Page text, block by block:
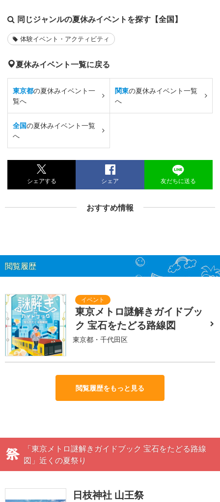
同じジャンルの夏休みイベントを探す【全国】
体験イベント・アクティビティ
夏休みイベント一覧に戻る
東京都の夏休みイベント一
覧へ
関東の夏休みイベント一覧
へ
全国の夏休みイベント一覧
へ
シェアする シェア 友だちに送る
おすすめ情報
閲覧履歴
東京メトロ謎解きガイドブッ
ク 宝石をたどる路線図
東京都・千代田区
閲覧履歴をもっと見る
「東京メトロ謎解きガイドブック 宝石をたどる路線
図」近くの夏祭り
日枝神社 山王祭